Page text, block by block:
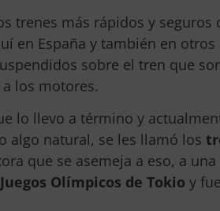
trenes más rápidos y seguros
en España y también en otros
sobre el tren que
los motores.
lo llevo a término y
algo natural, se les llamó los
que se asemeja a eso, a una
Olímpicos de Tokio y